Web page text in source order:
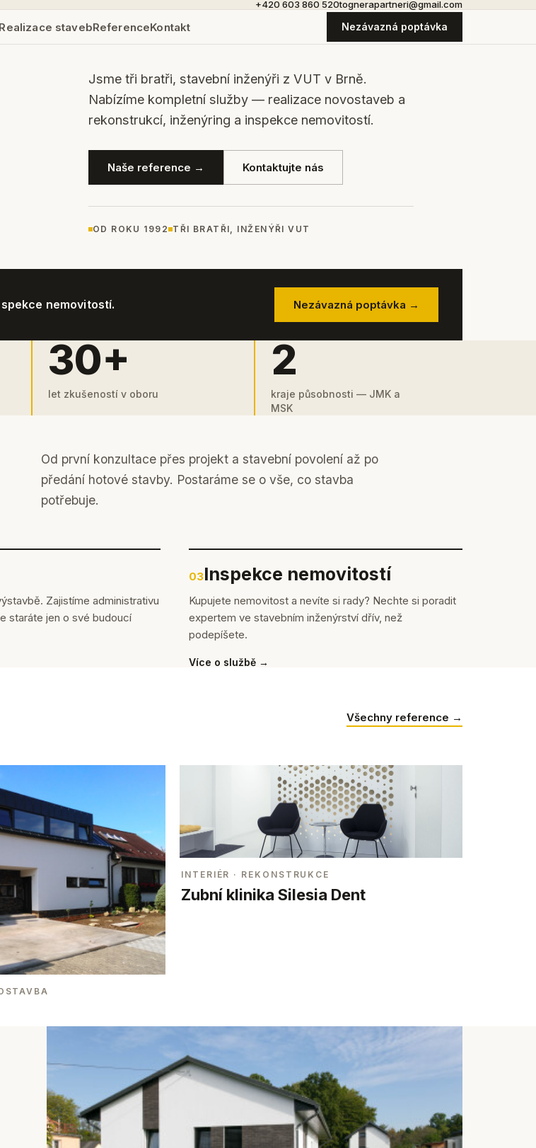
+420 603 860 520tognerapartneri@gmail.com
Realizace stavebReferenceKontakt Nezávazná poptávka
Jsme tři bratři, stavební inženýři z VUT v Brně.
Nabízíme kompletní služby — realizace novostaveb a
rekonstrukcí, inženýring a inspekce nemovitostí.
Naše reference → Kontaktujte nás
OD ROKU 1992 TŘI BRATŘI, INŽENÝŘI VUT
nemovitostí. Nezávazná poptávka →
30+
let zkušeností v oboru
2
kraje působnosti — JMK a
MSK
Od první konzultace přes projekt a stavební povolení až po
předání hotové stavby. Postaráme se o vše, co stavba
potřebuje.
Zajistíme administrativu
staráte jen o své budoucí
03Inspekce nemovitostí
Kupujete nemovitost a nevíte si rady? Nechte si poradit
expertem ve stavebním inženýrství dřív, než
podepíšete.
Více o službě →
Všechny reference →
INTERIÉR · REKONSTRUKCE
Zubní klinika Silesia Dent